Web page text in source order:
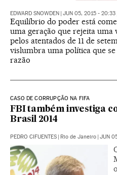
EDWARD SNOWDEN JUN 05, 2015 - 20:33
Equilíbrio do poder está
uma geração que rejeita uma
pelos atentados de 11 de
vislumbra uma política que
razão
CASO DE CORRUPÇÃO NA FIFA
FBI também investiga
Brasil 2014
PEDRO CIFUENTES Rio de Janeiro JUN